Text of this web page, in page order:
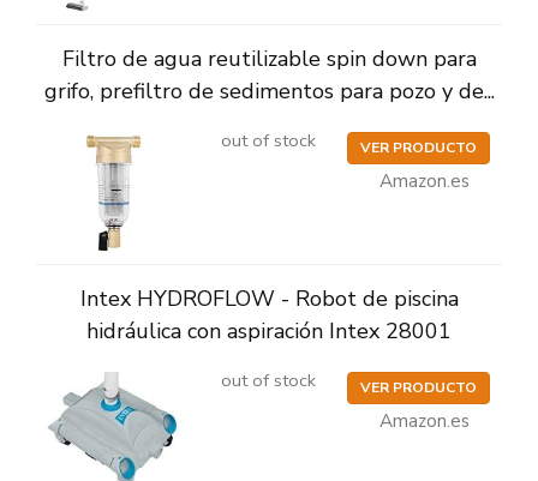
Filtro de agua reutilizable spin down para
grifo, prefiltro de sedimentos para pozo y de...
out of stock VER PRODUCTO
Amazon.es
Intex HYDROFLOW - Robot de piscina
hidráulica con aspiración Intex 28001
out of stock VER PRODUCTO
Amazon.es